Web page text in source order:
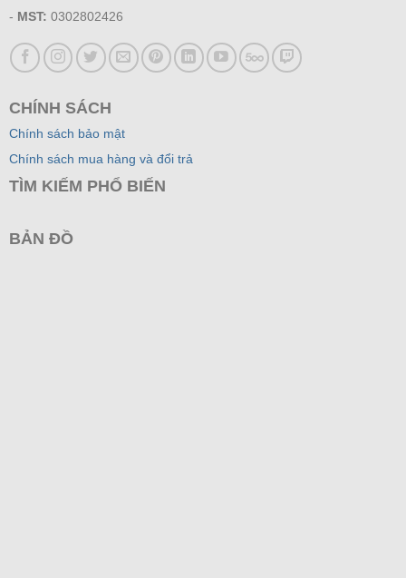
- MST: 0302802426
CHÍNH SÁCH
Chính sách bảo mật
Chính sách mua hàng và đổi trả
TÌM KIẾM PHỔ BIẾN
BẢN ĐỒ